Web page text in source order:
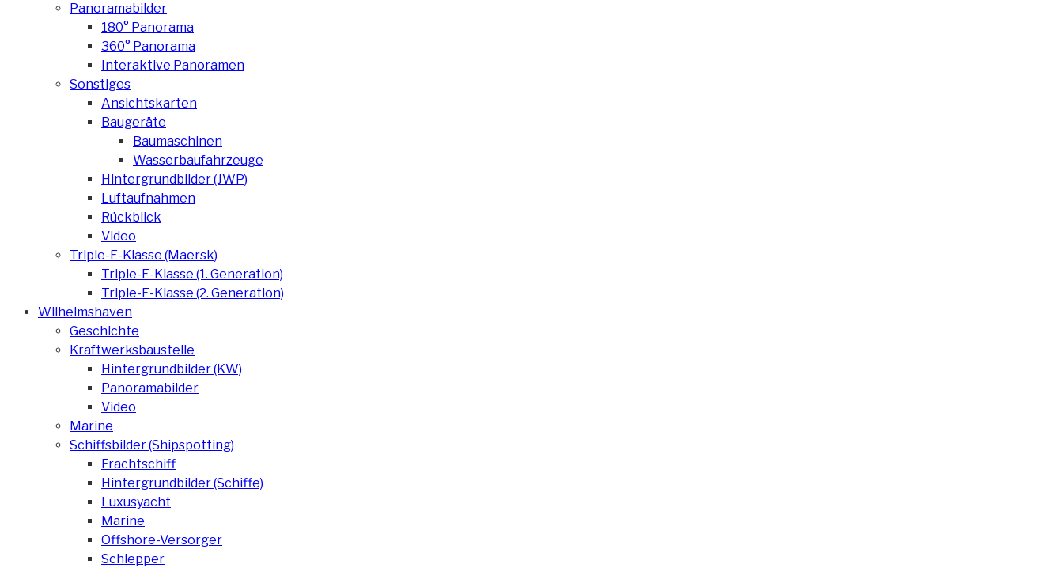
Panoramabilder
180° Panorama
360° Panorama
Interaktive Panoramen
Sonstiges
Ansichtskarten
Baugeräte
Baumaschinen
Wasserbaufahrzeuge
Hintergrundbilder (JWP)
Luftaufnahmen
Rückblick
Video
Triple-E-Klasse (Maersk)
Triple-E-Klasse (1. Generation)
Triple-E-Klasse (2. Generation)
Wilhelmshaven
Geschichte
Kraftwerksbaustelle
Hintergrundbilder (KW)
Panoramabilder
Video
Marine
Schiffsbilder (Shipspotting)
Frachtschiff
Hintergrundbilder (Schiffe)
Luxusyacht
Marine
Offshore-Versorger
Schlepper